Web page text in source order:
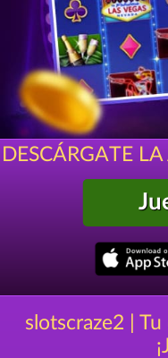
DESCÁRGATE
slotscraze2 |